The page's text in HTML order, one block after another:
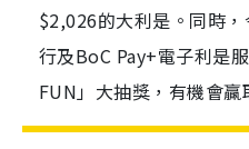
$2,026的大利是。同時
行及BoC Pay+電子利是
FUN」大抽獎，有機會